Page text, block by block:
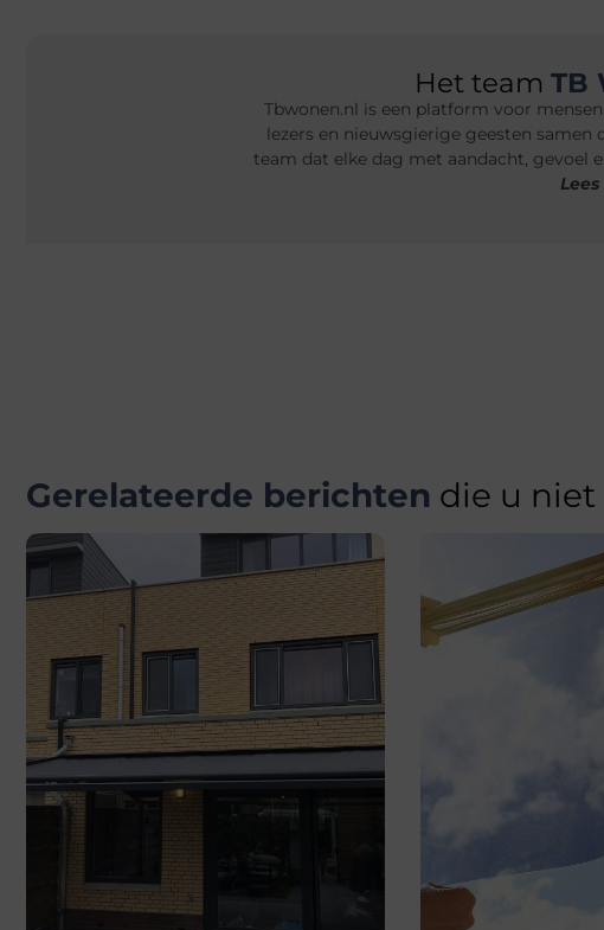
Het team TB
Tbwonen.nl is een platform voor
lezers en nieuwsgierige geesten
team dat elke dag met aandacht, gevoel
Gerelateerde berichten die u